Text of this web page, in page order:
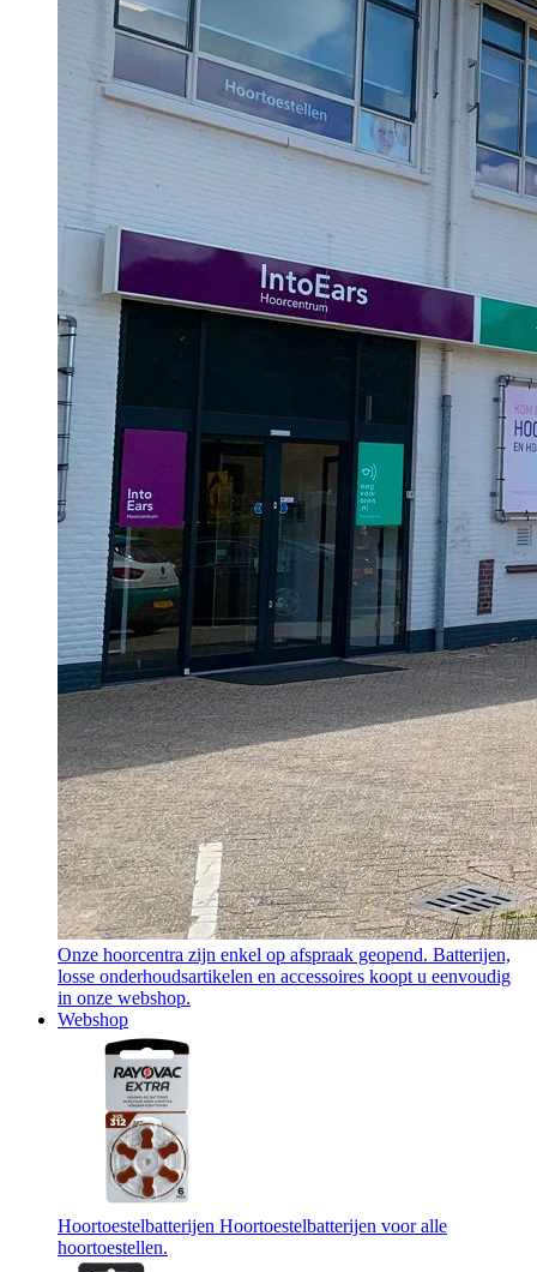
Onze hoorcentra zijn enkel op afspraak geopend. Batterijen,
losse onderhoudsartikelen en accessoires koopt u eenvoudig
in onze webshop.
Webshop
Hoortoestelbatterijen Hoortoestelbatterijen voor alle
hoortoestellen.